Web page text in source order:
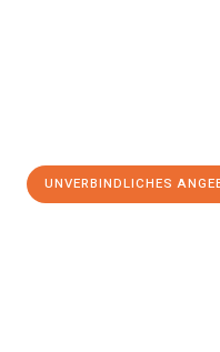
UNVERBINDLICHES